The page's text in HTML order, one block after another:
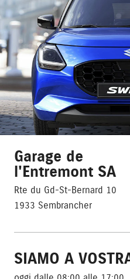
Garage de
l'Entremont SA
Rte du Gd-St-Bernard 10
1933 Sembrancher
SIAMO A